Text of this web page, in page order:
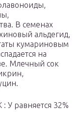
В семенах
альдегид,
кумариновым
на
Млечный сок
У равняется 32%